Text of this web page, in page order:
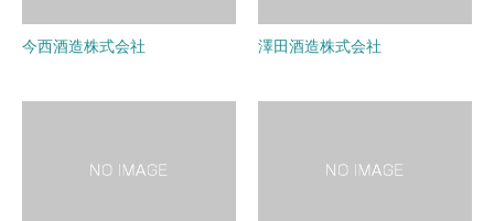
今西酒造株式会社 澤田酒造株式会社